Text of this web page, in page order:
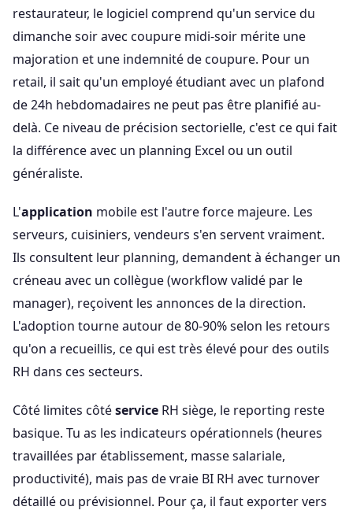
restaurateur, le logiciel comprend qu'un service du
dimanche soir avec coupure midi-soir mérite une
majoration et une indemnité de coupure. Pour un
retail, il sait qu'un employé étudiant avec un plafond
de 24h hebdomadaires ne peut pas être planifié au-
delà. Ce niveau de précision sectorielle, c'est ce qui fait
la différence avec un planning Excel ou un outil
généraliste.
L'application mobile est l'autre force majeure. Les
serveurs, cuisiniers, vendeurs s'en servent vraiment.
Ils consultent leur planning, demandent à échanger un
créneau avec un collègue (workflow validé par le
manager), reçoivent les annonces de la direction.
L'adoption tourne autour de 80-90% selon les retours
qu'on a recueillis, ce qui est très élevé pour des outils
RH dans ces secteurs.
Côté limites côtéservice RH siège, le reporting reste
basique. Tu as les indicateurs opérationnels (heures
travaillées par établissement, masse salariale,
productivité), mais pas de vraie BI RH avec turnover
détaillé ou prévisionnel. Pour ça, il faut exporter vers